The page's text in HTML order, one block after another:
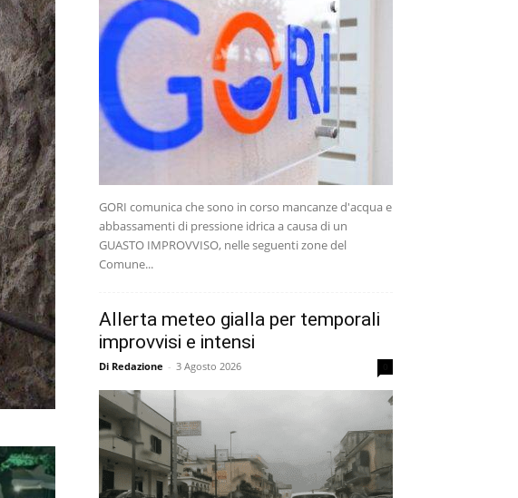
GORI comunica che sono in corso mancanze d'acqua e
abbassamenti di pressione idrica a causa di un
GUASTO IMPROVVISO, nelle seguenti zone del
Comune...
Allerta meteo gialla per temporali
improvvisi e intensi
Di Redazione - 3 Agosto 2026